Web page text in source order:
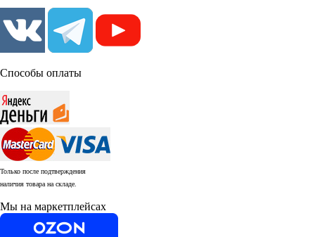
Способы оплаты
Только после подтверждения
наличия товара на складе.
Мы на маркетплейсах